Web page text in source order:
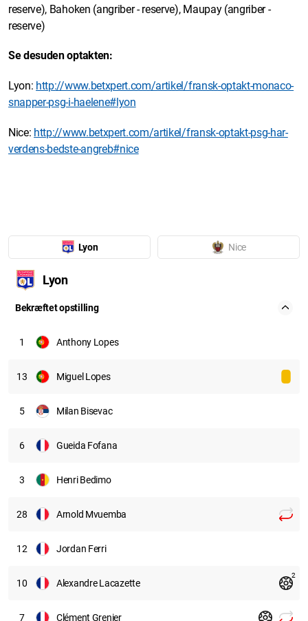
reserve), Bahoken (angriber - reserve), Maupay (angriber -
reserve)
Se desuden optakten:
Lyon: http://www.betxpert.com/artikel/fransk-optakt-monaco-
snapper-psg-i-haelene#lyon
Nice: http://www.betxpert.com/artikel/fransk-optakt-psg-har-
verdens-bedste-angreb#nice
Lyon Nice
Lyon
Bekræftet opstilling
1 Anthony Lopes
13 Miguel Lopes
5 Milan Bisevac
6 Gueida Fofana
3 Henri Bedimo
28 Arnold Mvuemba
12 Jordan Ferri
10 Alexandre Lacazette
2
7 Clément Grenier